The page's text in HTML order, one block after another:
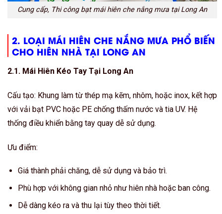
Cung cấp, Thi công bạt mái hiên che nắng mưa tại Long An
2. LOẠI MÁI HIÊN CHE NẮNG MƯA PHỔ BIẾN
CHO HIÊN NHÀ TẠI LONG AN
2.1. Mái Hiên Kéo Tay Tại Long An
Cấu tạo: Khung làm từ thép mạ kẽm, nhôm, hoặc inox, kết hợp
với vải bạt PVC hoặc PE chống thấm nước và tia UV. Hệ
thống điều khiển bằng tay quay dễ sử dụng.
Ưu điểm:
Giá thành phải chăng, dễ sử dụng và bảo trì.
Phù hợp với không gian nhỏ như hiên nhà hoặc ban công.
Dễ dàng kéo ra và thu lại tùy theo thời tiết.